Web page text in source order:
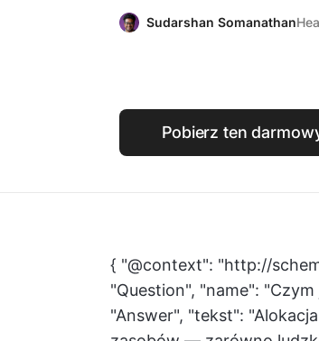
Sudarshan Somanathan
Pobierz ten
{ "@context": "http://
"Question", "name":
"Answer", "tekst":